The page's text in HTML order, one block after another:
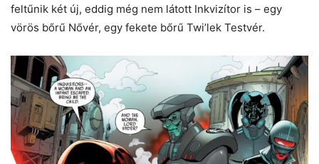
feltűnik két új, eddig még nem látott Inkvizítor is – egy
vörös bőrű Nővér, egy fekete bőrű Twi’lek Testvér.